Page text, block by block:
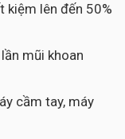
kiệm lên đến 50%
mũi khoan
cầm tay, máy